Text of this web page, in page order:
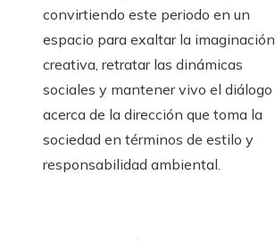
convirtiendo este periodo en un
espacio para exaltar la imaginación
creativa, retratar las dinámicas
sociales y mantener vivo el diálogo
acerca de la dirección que toma la
sociedad en términos de estilo y
responsabilidad ambiental.